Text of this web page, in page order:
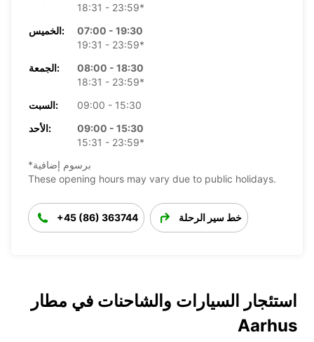
18:31 - 23:59*
الخميس:
07:00 - 19:30
19:31 - 23:59*
الجمعة:
08:00 - 18:30
18:31 - 23:59*
السبت:
09:00 - 15:30
الأحد:
09:00 - 15:30
15:31 - 23:59*
*برسوم إضافية
These opening hours may vary due to public holidays.
+45 (86) 363744 خط سير الرحلة
استئجار السيارات والشاحنات في مطار
Aarhus